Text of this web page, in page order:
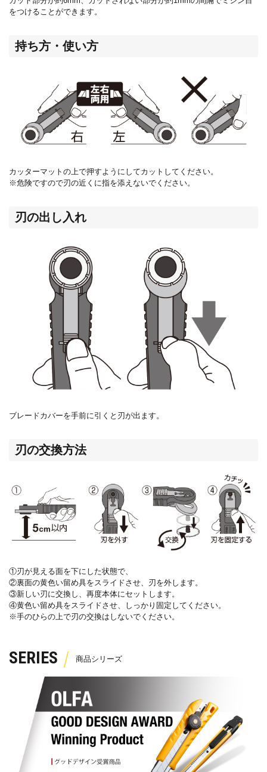
をつけることができます。
持ち方・使い方
カッターマットの上で押すようにしてカットしてください。
※危険ですので刃の近くに指を添えないでください。
刃の出し入れ
ブレードカバーを手前に引くと刃が出ます。
刃の交換方法
①刃が見える面を下にした状態で、
②裏面の黄色い留め具をスライドさせ、刃を外します。
③新しい刃に交換し、再度本体にセットします。
④黄色い留め具をスライドさせ、しっかり固定してください。
※手のひらの上で刃の交換はしないでください。
SERIES